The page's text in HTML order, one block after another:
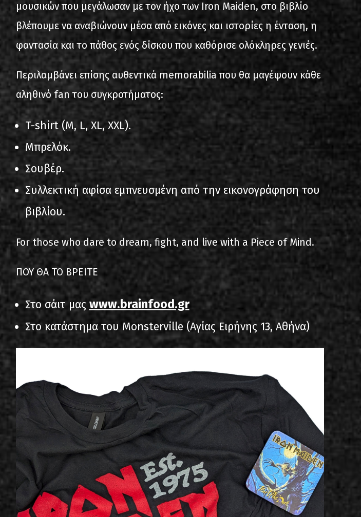
μουσικών που μεγάλωσαν με τον ήχο των Iron Maiden, στο βιβλίο
βλέπουμε να αναβιώνουν μέσα από εικόνες και ιστορίες η ένταση, η
φαντασία και το πάθος ενός δίσκου που καθόρισε ολόκληρες γενιές.
Περιλαμβάνει επίσης αυθεντικά memorabilia που θα μαγέψουν κάθε
αληθινό fan του συγκροτήματος:
T-shirt (M, L, XL, XXL).
Μπρελόκ.
Σουβέρ.
Συλλεκτική αφίσα εμπνευσμένη από την εικονογράφηση του
βιβλίου.
For those who dare to dream, fight, and live with a Piece of Mind.
ΠΟΥ ΘΑ ΤΟ ΒΡΕΙΤΕ
Στο σάιτ μας www.brainfood.gr
Στο κατάστημα του Monsterville (Αγίας Ειρήνης 13, Αθήνα)